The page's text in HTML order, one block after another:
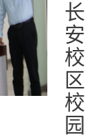
长
安
校
区
校
园